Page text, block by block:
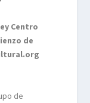
Centro
de
de